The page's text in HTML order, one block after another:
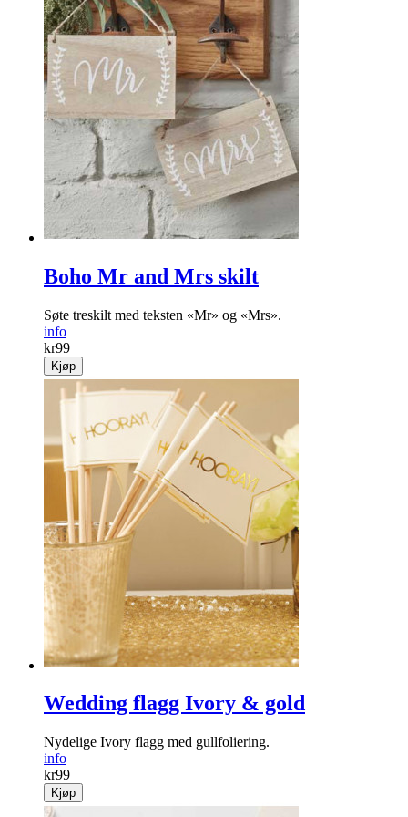
Boho Mr and Mrs skilt
Søte treskilt med teksten «Mr» og «Mrs».
info
kr99
Kjøp
Wedding flagg Ivory & gold
Nydelige Ivory flagg med gullfoliering.
info
kr99
Kjøp